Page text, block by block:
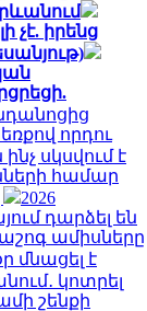
չէ. իրենց
որդու
ինչ սկսվում է
համար
2026
դարձել են
ամիսները
մնացել է
կոտրել
շենքի